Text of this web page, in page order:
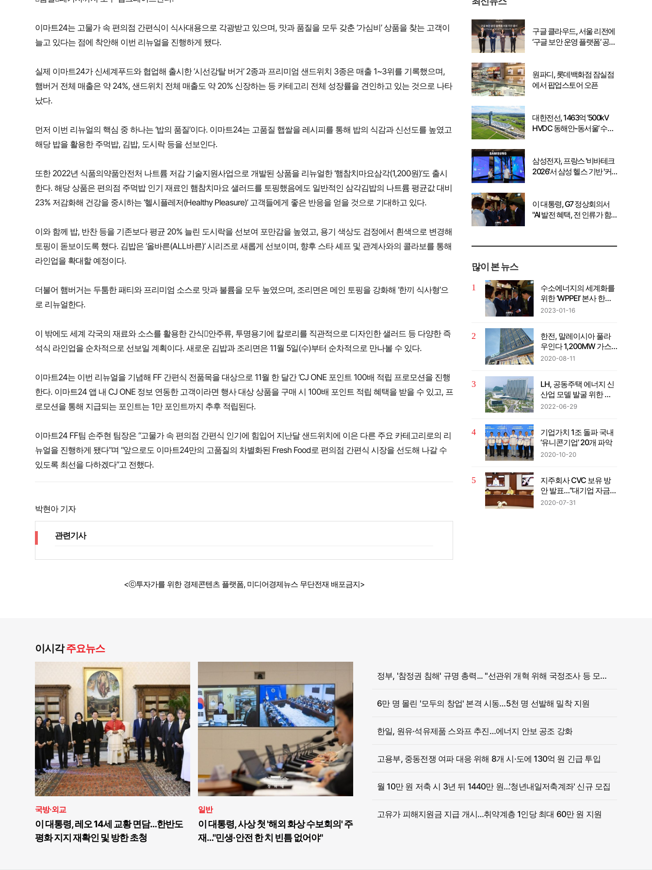
이마트24는 고물가 속 편의점 간편식이 식사대용으로 각광받고 있으며, 맛과 품질을 모두 갖춘 ‘가심비’ 상품을 찾는 고객이
늘고 있다는 점에 착안해 이번 리뉴얼을 진행하게 됐다.
실제 이마트24가 신세계푸드와 협업해 출시한 ‘시선강탈 버거’ 2종과 프리미엄 샌드위치 3종은 매출 1~3위를 기록했으며,
햄버거 전체 매출은 약 24%, 샌드위치 전체 매출도 약 20% 신장하는 등 카테고리 전체 성장률을 견인하고 있는 것으로 나타
났다.
먼저 이번 리뉴얼의 핵심 중 하나는 ‘밥의 품질’이다. 이마트24는 고품질 햅쌀을 레시피를 통해 밥의 식감과 신선도를 높였고
해당 밥을 활용한 주먹밥, 김밥, 도시락 등을 선보인다.
또한 2022년 식품의약품안전처 나트륨 저감 기술지원사업으로 개발된 상품을 리뉴얼한 ‘햄참치마요삼각(1,200원)’도 출시
한다. 해당 상품은 편의점 주먹밥 인기 재료인 햄참치마요 샐러드를 토핑했음에도 일반적인 삼각김밥의 나트륨 평균값 대비
23% 저감화해 건강을 중시하는 ‘헬시플레저(Healthy Pleasure)’ 고객들에게 좋은 반응을 얻을 것으로 기대하고 있다.
이와 함께 밥, 반찬 등을 기존보다 평균 20% 늘린 도시락을 선보여 포만감을 높였고, 용기 색상도 검정에서 흰색으로 변경해
토핑이 돋보이도록 했다. 김밥은 ‘올바른(ALL바른)’ 시리즈로 새롭게 선보이며, 향후 스타 셰프 및 관계사와의 콜라보를 통해
라인업을 확대할 예정이다.
더불어 햄버거는 두툼한 패티와 프리미엄 소스로 맛과 불륨을 모두 높였으며, 조리면은 메인 토핑을 강화해 ‘한끼 식사형’으
로 리뉴얼한다.
이 밖에도 세계 각국의 재료와 소스를 활용한 간식안주류, 투명용기에 칼로리를 직관적으로 디자인한 샐러드 등 다양한 즉
석식 라인업을 순차적으로 선보일 계획이다. 새로운 김밥과 조리면은 11월 5일(수)부터 순차적으로 만나볼 수 있다.
이마트24는 이번 리뉴얼을 기념해 FF 간편식 전품목을 대상으로 11월 한 달간 ‘CJ ONE 포인트 100배 적립 프로모션을 진행
한다. 이마트24 앱 내 CJ ONE 정보 연동한 고객이라면 행사 대상 상품을 구매 시 100배 포인트 적립 혜택을 받을 수 있고, 프
로모션을 통해 지급되는 포인트는 1만 포인트까지 추후 적립된다.
이마트24 FF팀 손주현 팀장은 “고물가 속 편의점 간편식 인기에 힘입어 지난달 샌드위치에 이은 다른 주요 카테고리로의 리
뉴얼을 진행하게 됐다”며 “앞으로도 이마트24만의 고품질의 차별화된 Fresh Food로 편의점 간편식 시장을 선도해 나갈 수
있도록 최선을 다하겠다”고 전했다.
박현아 기자
관련기사
<ⓒ투자가를 위한 경제콘텐츠 플랫폼, 미디어경제뉴스 무단전재 배포금지>
구글 클라우드, 서울 리전에
‘구글 보안 운영 플랫폼’ 공식
원파디, 롯데백화점 잠실점
에서 팝업스토어 오픈
대한전선, 1463억 ‘500kV
HVDC 동해안-동서울’ 수
삼성전자, 프랑스 '비바테크
2026'서 삼성 헬스 기반 '커
이 대통령, G7 정상회의서
"AI 발전 혜택, 전 인류가 함
많이 본 뉴스
수소에너지의 세계화를
위한 ‘WPPEI’ 본사 한국
설립
2023-01-16
한전, 말레이시아 풀라
우인다 1,200MW 가스
복합발전사업 계약 체결
2020-08-11
LH, 공동주택 에너지 신
산업 모델 발굴 위한 컨
퍼런스 개최
2022-06-29
기업가치 1조 돌파 국내
‘유니콘기업’ 20개 파악
2020-10-20
지주회사 CVC 보유 방
안 발표…“대기업 자금의
벤처투자 확대”
2020-07-31
이시각주요뉴스
국방·외교
이 대통령, 레오 14세 교황 면담…한반도
평화 지지 재확인 및 방한 초청
일반
이 대통령, 사상 첫 '해외 화상 수보회의' 주
재…"민생·안전 한 치 빈틈 없어야"
정부, '참정권 침해' 규명 총력... "선관위 개혁 위해 국정조사 등 모든 조치"
6만 명 몰린 '모두의 창업' 본격 시동…5천 명 선발해 밀착 지원
한일, 원유·석유제품 스와프 추진…에너지 안보 공조 강화
고용부, 중동전쟁 여파 대응 위해 8개 시·도에 130억 원 긴급 투입
월 10만 원 저축 시 3년 뒤 1440만 원…'청년내일저축계좌' 신규 모집
고유가 피해지원금 지급 개시…취약계층 1인당 최대 60만 원 지원